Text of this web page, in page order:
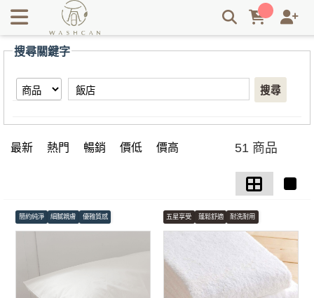
【飯店】搜尋結果 | Washcan瓦士肯
搜尋關鍵字
搜尋
最新 熱門 暢銷 價低 價高 51 商品
簡約純淨 細膩親膚 優雅質感 五星享受 蓬鬆舒適 耐洗耐用